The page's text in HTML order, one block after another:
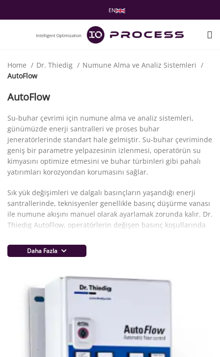
EN
Home Dr. Thiedig
Numune Alma ve Analiz Sistemleri
AutoFlow
AutoFlow
Su-buhar çevrimi için numune alma ve analiz sistemleri,
günümüzde enerji santralleri ve proses buhar
jeneratörlerinde standart hale gelmiştir. Su-buhar çevriminde
geniş bir parametre yelpazesinin izlenmesi, operatörün su
kimyasını optimize etmesini ve buhar türbinleri gibi pahalı
yatırımları korozyondan korumasını sağlar.
Sık yük değişimleri ve dalgalı basınçların yaşandığı enerji
santrallerinde, teknisyenler genellikle basınç düşürme vanası
ile numune akışını manuel olarak ayarlamak zorunda kalır. Dr.
Thiedig AutoFlow, operatörlerin değişen basınç koşullarında
AutoFlow, yeni veya mevcut numune alma ekipmanlarının
otomasyonu için bir ön koşuldur.
Akış hızı, 400 bara kadar olan proses basıncında 15 ila 65 l/h
arasında ayarlanmış bir set noktasında sabit tutulabilir.
Daha Fazla